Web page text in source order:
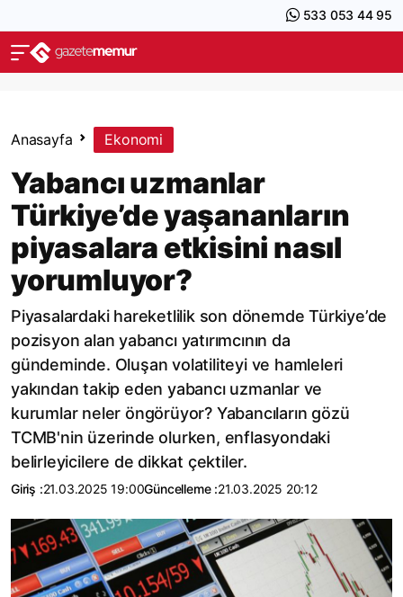
533 053 44 95
Anasayfa Ekonomi
Yabancı uzmanlar
Türkiye’de yaşananların
piyasalara etkisini nasıl
yorumluyor?
Piyasalardaki hareketlilik son dönemde Türkiye’de
pozisyon alan yabancı yatırımcının da
gündeminde. Oluşan volatiliteyi ve hamleleri
yakından takip eden yabancı uzmanlar ve
kurumlar neler öngörüyor? Yabancıların gözü
TCMB'nin üzerinde olurken, enflasyondaki
belirleyicilere de dikkat çektiler.
Giriş :21.03.2025 19:00Güncelleme :21.03.2025 20:12